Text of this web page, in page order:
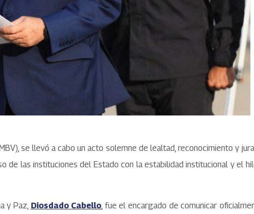
se llevó a cabo un acto solemne de lealtad, reconocimiento y
de las instituciones del Estado con la estabilidad institucional y el
y Paz, Diosdado Cabello, fue el encargado de comunicar